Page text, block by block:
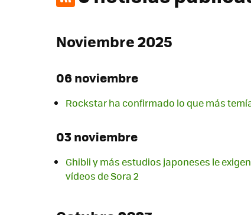
Noviembre 2025
06 noviembre
Rockstar ha confirmado lo que más
03 noviembre
Ghibli y más estudios japoneses le
vídeos de Sora 2